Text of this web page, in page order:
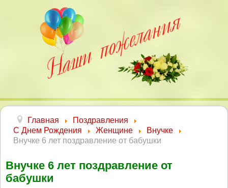
Главная
Поздравления
С Днем Рождения
Женщине
Внучке
Внучке 6 лет поздравление от бабушки
Внучке 6 лет поздравление от
бабушки